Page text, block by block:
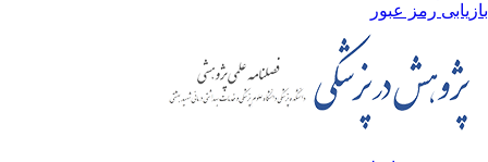
رمز عبور